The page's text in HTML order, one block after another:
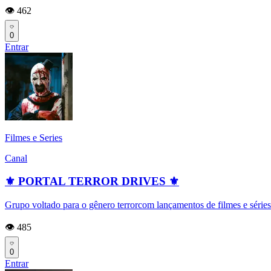
👁️ 462
0
Entrar
Filmes e Series
Canal
⚜️ PORTAL TERROR DRIVES ⚜️
Grupo voltado para o gênero terrorcom lançamentos de filmes e
👁️ 485
0
Entrar